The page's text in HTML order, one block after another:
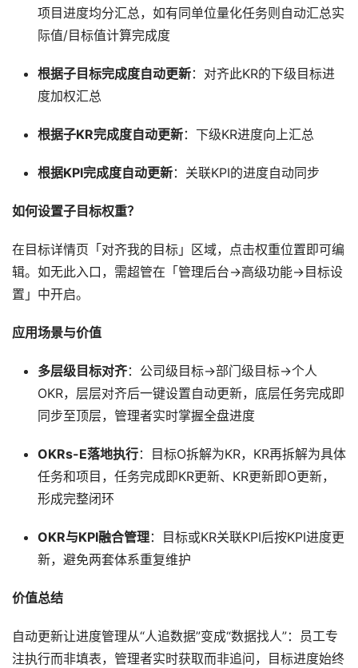
项目进度均分汇总，如有同单位量化任务则自动汇总实
际值/目标值计算完成度
根据子目标完成度自动更新：对齐此KR的下级目标进
度加权汇总
根据子KR完成度自动更新：下级KR进度向上汇总
根据KPI完成度自动更新：关联KPI的进度自动同步
如何设置子目标权重？
在目标详情页「对齐我的目标」区域，点击权重位置即可编
辑。如无此入口，需超管在「管理后台→高级功能→目标设
置」中开启。
应用场景与价值
多层级目标对齐：公司级目标→部门级目标→个人
OKR，层层对齐后一键设置自动更新，底层任务完成即
同步至顶层，管理者实时掌握全盘进度
OKRs-E落地执行：目标O拆解为KR，KR再拆解为具体
任务和项目，任务完成即KR更新、KR更新即O更新，
形成完整闭环
OKR与KPI融合管理：目标或KR关联KPI后按KPI进度更
新，避免两套体系重复维护
价值总结
自动更新让进度管理从“人追数据”变成“数据找人”：员工专
注执行而非填表，管理者实时获取而非追问，目标进度始终